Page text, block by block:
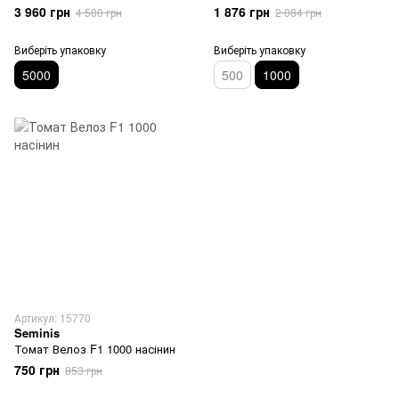
3 960 грн 4 500 грн
Виберіть упаковку
5000
1 876 грн 2 084 грн
Виберіть упаковку
500 1000
Артикул: 15770
Seminis
Томат Велоз F1 1000 насінин
750 грн 853 грн